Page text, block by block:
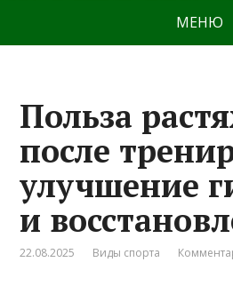
МЕНЮ
Польза
после
улучшение
и
22.08.2025 Виды спорта